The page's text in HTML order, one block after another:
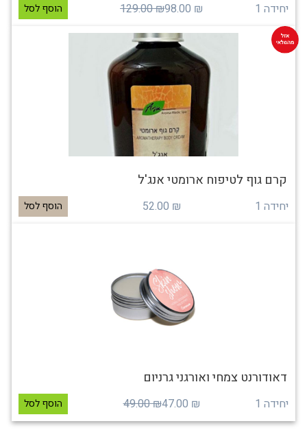
יחידה 1 ₪ 98.00
₪ 129.00 הוסף לסל
קרם גוף לטיפוח ארומטי אנג'ל
יחידה 1 ₪ 52.00 הוסף לסל
דאודורנט צמחי ואורגני גרניום
יחידה 1 ₪ 47.00
₪ 49.00 הוסף לסל